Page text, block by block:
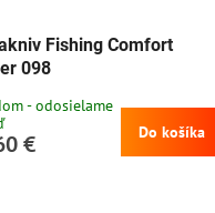
Fishing Comfort
098
- odosielame
€ Do košíka